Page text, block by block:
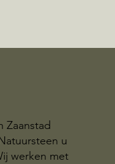
Zaanstad
u
werken met